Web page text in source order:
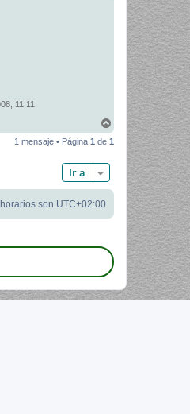
11:11
r
1 mensaje • Página 1 de 1
Ir a
son UTC+02:00